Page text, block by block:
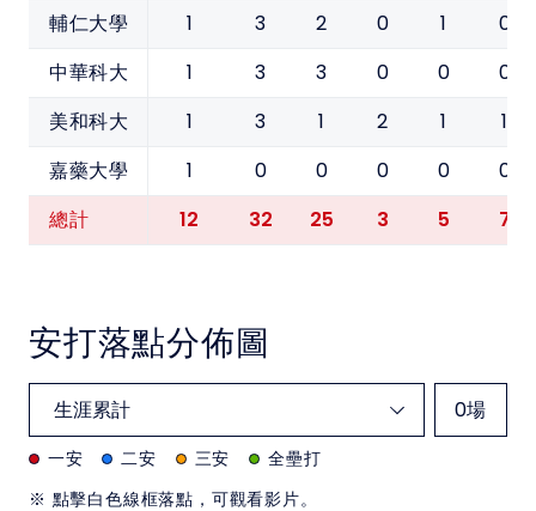
輔仁大學 1 3 2 0 1 0
中華科大 1 3 3 0 0 0
美和科大 1 3 1 2 1 1
嘉藥大學 1 0 0 0 0 0
總計 12 32 25 3 5 7
安打落點分佈圖
0場
一安 二安 三安
全壘打
※ 點擊白色線框落點，可觀看影片。